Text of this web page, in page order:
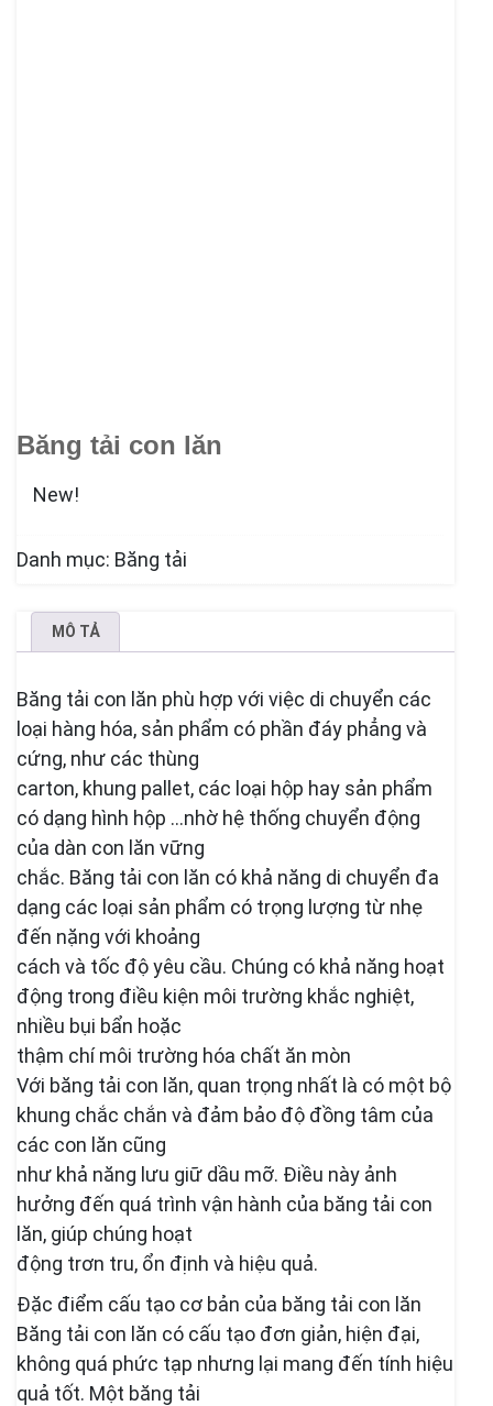
Băng tải con lăn
New!
Danh mục: Băng tải
MÔ TẢ
Băng tải con lăn phù hợp với việc di chuyển các
loại hàng hóa, sản phẩm có phần đáy phẳng và
cứng, như các thùng
carton, khung pallet, các loại hộp hay sản phẩm
có dạng hình hộp …nhờ hệ thống chuyển động
của dàn con lăn vững
chắc. Băng tải con lăn có khả năng di chuyển đa
dạng các loại sản phẩm có trọng lượng từ nhẹ
đến nặng với khoảng
cách và tốc độ yêu cầu. Chúng có khả năng hoạt
động trong điều kiện môi trường khắc nghiệt,
nhiều bụi bẩn hoặc
thậm chí môi trường hóa chất ăn mòn
Với băng tải con lăn, quan trọng nhất là có một bộ
khung chắc chắn và đảm bảo độ đồng tâm của
các con lăn cũng
như khả năng lưu giữ dầu mỡ. Điều này ảnh
hưởng đến quá trình vận hành của băng tải con
lăn, giúp chúng hoạt
động trơn tru, ổn định và hiệu quả.
Đặc điểm cấu tạo cơ bản của băng tải con lăn
Băng tải con lăn có cấu tạo đơn giản, hiện đại,
không quá phức tạp nhưng lại mang đến tính hiệu
quả tốt. Một băng tải